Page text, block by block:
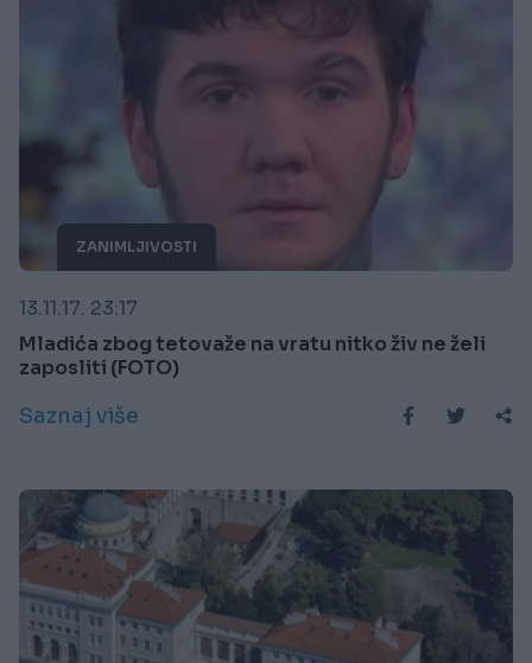
ZANIMLJIVOSTI
13.11.17. 23:17
Mladića zbog tetovaže na vratu nitko živ ne želi
zaposliti (FOTO)
Saznaj više